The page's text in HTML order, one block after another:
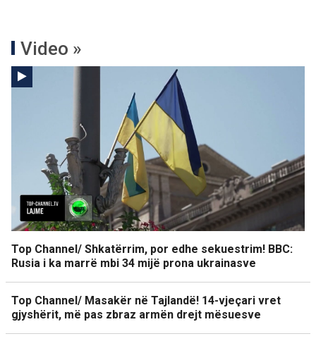
Video »
Top Channel/ Shkatërrim, por edhe sekuestrim! BBC:
Rusia i ka marrë mbi 34 mijë prona ukrainasve
Top Channel/ Masakër në Tajlandë! 14-vjeçari vret
gjyshërit, më pas zbraz armën drejt mësuesve